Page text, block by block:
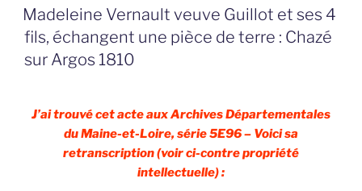
LE
Madeleine Vernault veuve Guillot et ses 4
fils, échangent une pièce de terre : Chazé
sur Argos 1810
J’ai trouvé cet acte aux Archives Départementales
du Maine-et-Loire, série 5E96 – Voici sa
retranscription (voir ci-contre propriété
intellectuelle) :